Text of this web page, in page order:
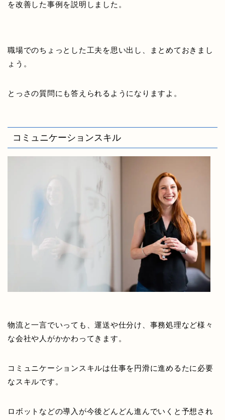
を改善した事例を説明しました。
職場でのちょっとした工夫 を思い出し、まとめておきまし
ょう。
とっさの質問にも答えられるようになりますよ。
コミュニケーションスキル
物流と一言でいっても、運送や仕分け、事務処理など様々
な会社や人がかかわってきます。
コミュニケーションスキルは仕事を円滑に進めるたに必要
なスキルです。
ロボットなどの導入が今後どんどん進んでいくと予想され